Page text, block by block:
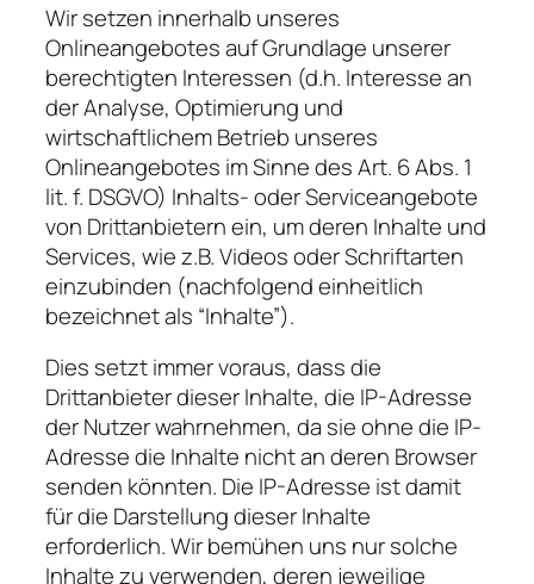
Wir setzen innerhalb unseres
Onlineangebotes auf Grundlage unserer
berechtigten Interessen (d.h. Interesse an
der Analyse, Optimierung und
wirtschaftlichem Betrieb unseres
Onlineangebotes im Sinne des Art. 6 Abs. 1
lit. f. DSGVO) Inhalts- oder Serviceangebote
von Drittanbietern ein, um deren Inhalte und
Services, wie z.B. Videos oder Schriftarten
einzubinden (nachfolgend einheitlich
bezeichnet als “Inhalte”).
Dies setzt immer voraus, dass die
Drittanbieter dieser Inhalte, die IP-Adresse
der Nutzer wahrnehmen, da sie ohne die IP-
Adresse die Inhalte nicht an deren Browser
senden könnten. Die IP-Adresse ist damit
für die Darstellung dieser Inhalte
erforderlich. Wir bemühen uns nur solche
Inhalte zu verwenden, deren jeweilige